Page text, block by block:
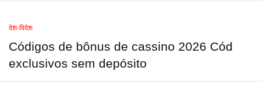
देश-विदेश
Códigos de bônus de cassino 2026 Cód
exclusivos sem depósito